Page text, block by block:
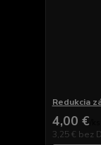
Redukcia
4,00 €
3,25 € bez